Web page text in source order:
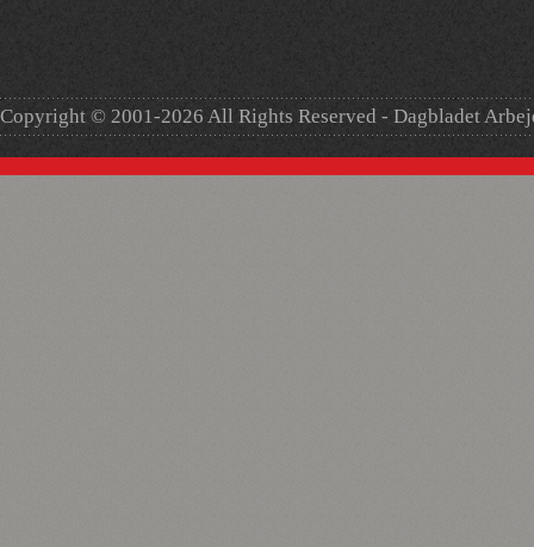
Copyright © 2001-2026 All Rights Reserved - Dagbladet